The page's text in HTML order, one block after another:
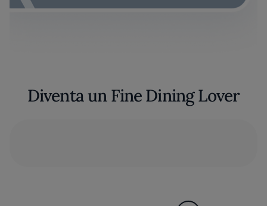
Diventa un Fine Dining Lover